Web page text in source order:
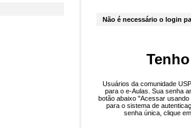
Não é necessário o login
Usuários da comunidade
para o e-Aulas. Sua senha
botão abaixo "Acessar
para o sistema de
senha única, clique